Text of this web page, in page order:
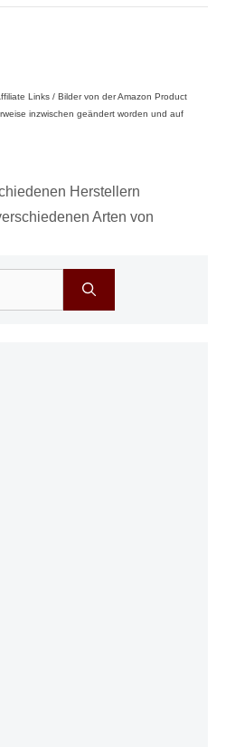
Links / Bilder von der Amazon Product
inzwischen geändert worden und auf
Herstellern
Arten von